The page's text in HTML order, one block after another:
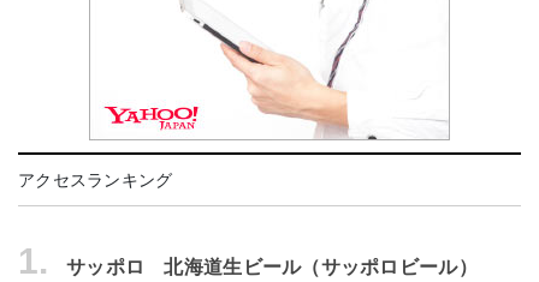
アクセスランキング
1.
サッポロ 北海道生ビール（サッポロビール）